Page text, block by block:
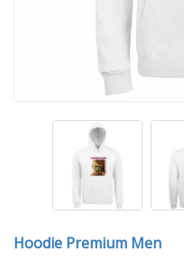
Hoodie Premium Men